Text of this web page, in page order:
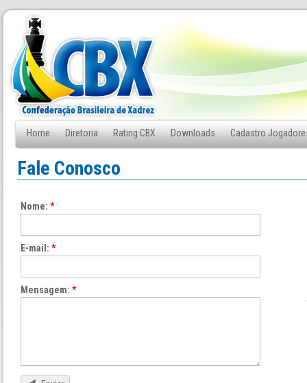
Home Diretoria Rating CBX Downloads Cadastro
Fale Conosco
Fale Conosco
Nome: *
E-mail: *
Mensagem: *